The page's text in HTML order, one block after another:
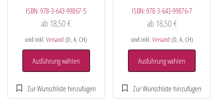
ISBN:978-3-643-99867-5
ab 18,50€
und inkl.Versand (D, A, CH)
Ausführung wählen
ISBN: 978-3-643-99876-7
ab 18,50 €
und inkl. Versand (D, A, CH)
Ausführung wählen